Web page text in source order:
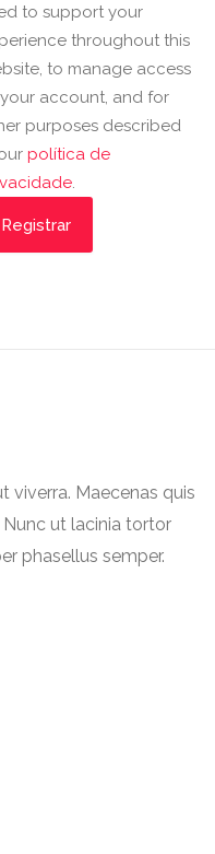
to support your
throughout this
to manage access
account, and for
purposes described
política de
.
viverra. Maecenas quis
ut lacinia tortor
phasellus semper.